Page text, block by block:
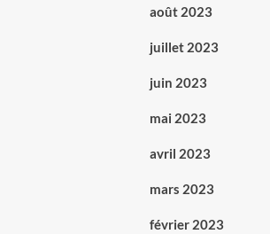
août 2023
juillet 2023
juin 2023
mai 2023
avril 2023
mars 2023
février 2023